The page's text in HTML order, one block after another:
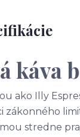
káva
ako Illy
zákonného
stredne